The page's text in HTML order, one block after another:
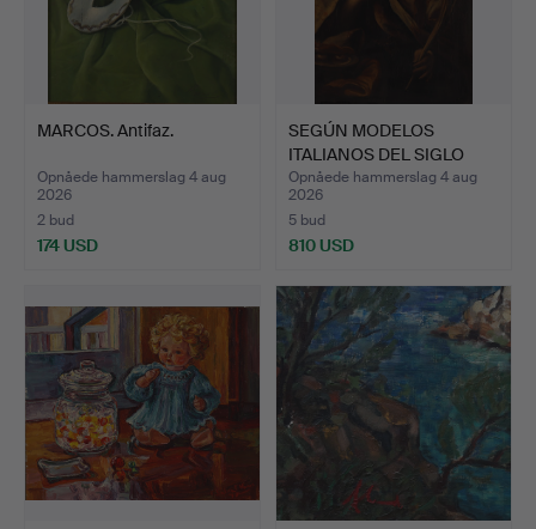
MARCOS. Antifaz.
Opnåede hammerslag 4 aug
2026
2 bud
174 USD
SEGÚN MODELOS
ITALIANOS DEL SIGLO
XVII. Sa…
Opnåede hammerslag 4 aug
2026
5 bud
810 USD